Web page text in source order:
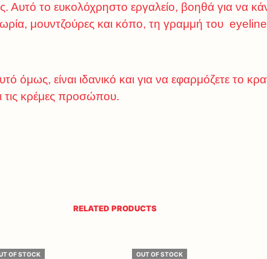
Αυτό το ευκολόχρηστο εργαλείο, βοηθά για να
μουντζούρες και κόπο, τη γραμμή του
όμως, είναι ιδανικό και για να εφαρμόζετε το
τις κρέμες προσώπου.
RELATED PRODUCTS
OF STOCK OUT OF STOCK